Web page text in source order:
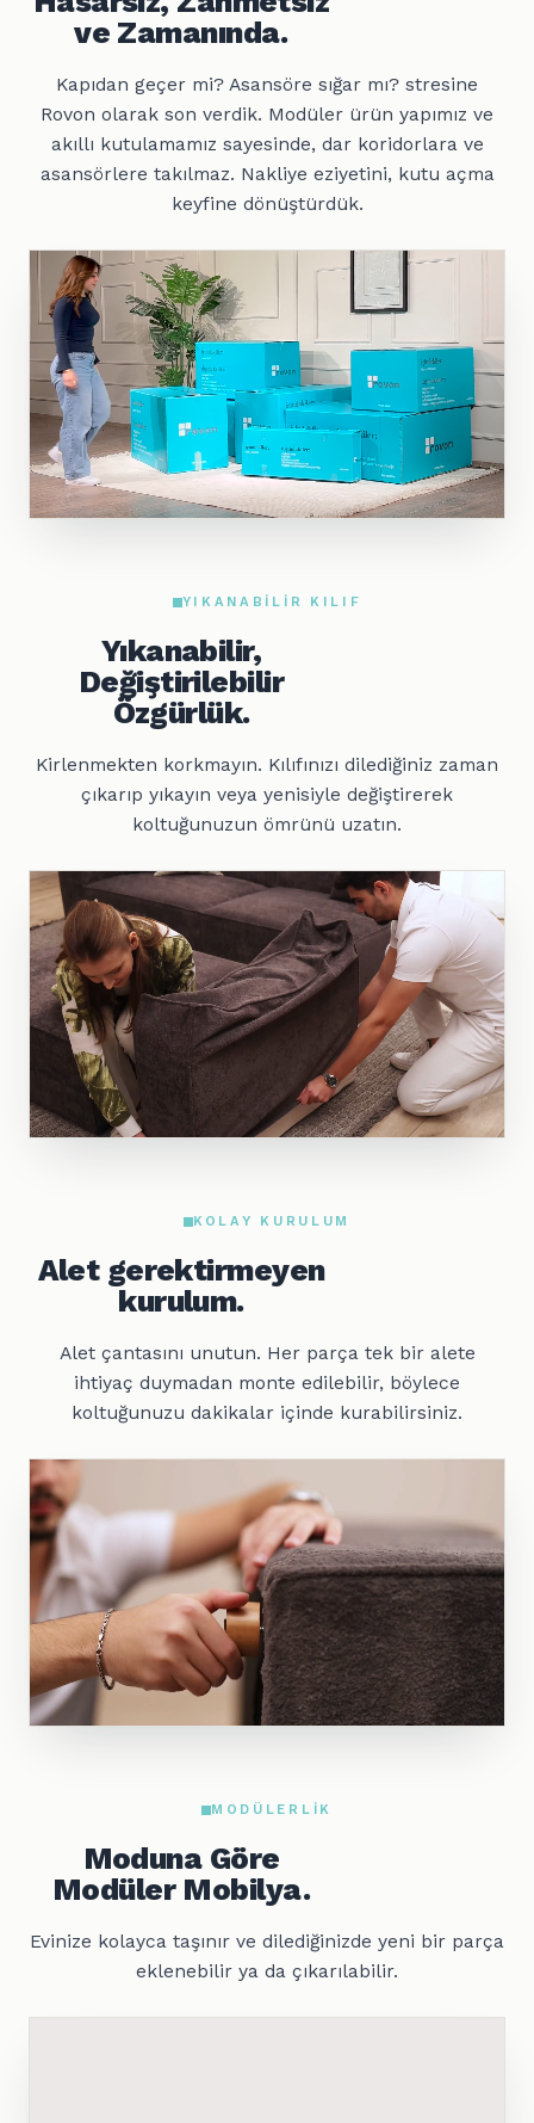
ve Zamanında.
Kapıdan geçer mi? Asansöre sığar mı? stresine
Rovon olarak son verdik. Modüler ürün yapımız ve
akıllı kutulamamız sayesinde, dar koridorlara ve
asansörlere takılmaz. Nakliye eziyetini, kutu açma
keyfine dönüştürdük.
YIKANABILIR KILIF
Yıkanabilir,
Değiştirilebilir
Özgürlük.
Kirlenmekten korkmayın. Kılıfınızı dilediğiniz zaman
çıkarıp yıkayın veya yenisiyle değiştirerek
koltuğunuzun ömrünü uzatın.
KOLAY KURULUM
Alet gerektirmeyen
kurulum.
Alet çantasını unutun. Her parça tek bir alete
ihtiyaç duymadan monte edilebilir, böylece
koltuğunuzu dakikalar içinde kurabilirsiniz.
MODÜLERLIK
Moduna Göre
Modüler Mobilya.
Evinize kolayca taşınır ve dilediğinizde yeni bir parça
eklenebilir ya da çıkarılabilir.